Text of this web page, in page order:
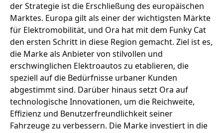
der Strategie ist die Erschließung des europäischen
Marktes. Europa gilt als einer der wichtigsten Märkte
für Elektromobilität, und Ora hat mit dem Funky Cat
den ersten Schritt in diese Region gemacht. Ziel ist es,
die Marke als Anbieter von stilvollen und
erschwinglichen Elektroautos zu etablieren, die
speziell auf die Bedürfnisse urbaner Kunden
abgestimmt sind. Darüber hinaus setzt Ora auf
technologische Innovationen, um die Reichweite,
Effizienz und Benutzerfreundlichkeit seiner
Fahrzeuge zu verbessern. Die Marke investiert in die